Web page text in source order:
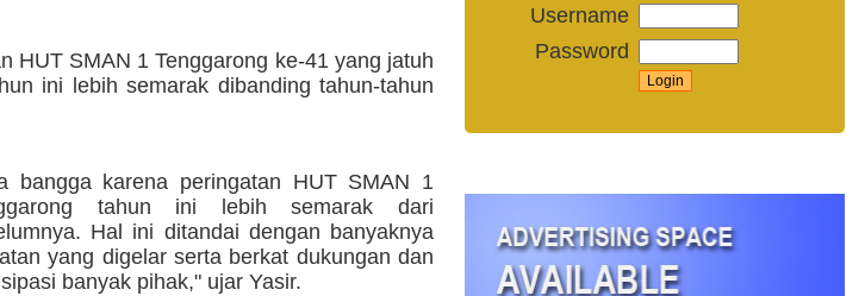
HUT SMAN 1 Tenggarong ke-41 yang jatuh
ini lebih semarak dibanding tahun-tahun
bangga karena peringatan HUT SMAN 1
tahun ini lebih semarak dari
Hal ini ditandai dengan banyaknya
yang digelar serta berkat dukungan dan
banyak pihak," ujar Yasir.
Username
Password